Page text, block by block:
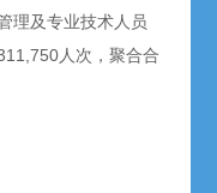
理及专业技术人员
人次，聚合合